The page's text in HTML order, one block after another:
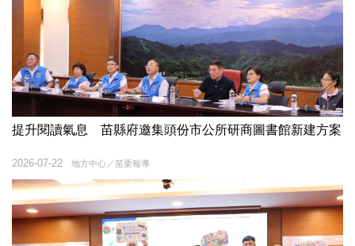
提升閱讀氣息 苗縣府邀集頭份市公所研商圖書館新建方案
地方中心／苗栗報導
2026-07-22